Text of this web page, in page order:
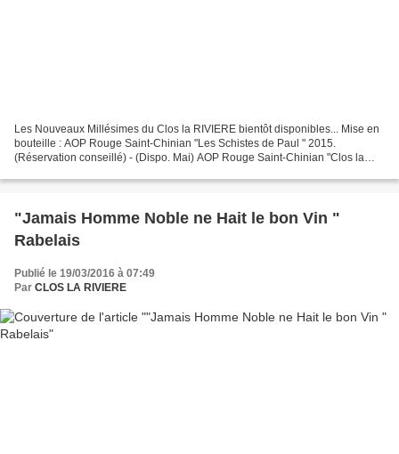
Les Nouveaux Millésimes du Clos la RIVIERE bientôt disponibles... Mise en
bouteille : AOP Rouge Saint-Chinian "Les Schistes de Paul " 2015.
(Réservation conseillé) - (Dispo. Mai) AOP Rouge Saint-Chinian "Clos la
"Jamais Homme Noble ne Hait le bon Vin "
Rabelais
Publié le 19/03/2016 à 07:49
Par CLOS LA RIVIERE